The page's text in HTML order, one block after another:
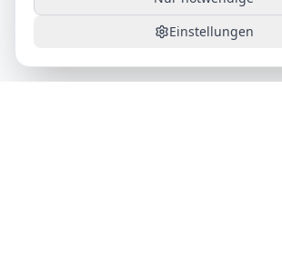
Einstellungen